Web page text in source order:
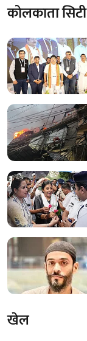
कोलकाता सिटी
खेल